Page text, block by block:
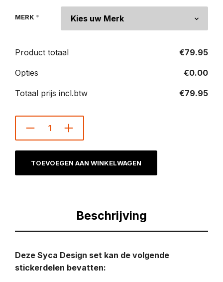
MERK *
Product totaal €79.95
Opties €0.00
Totaal prijs incl.btw €79.95
TOEVOEGEN AAN WINKELWAGEN
Beschrijving
Deze Syca Design set kan de volgende
stickerdelen bevatten: